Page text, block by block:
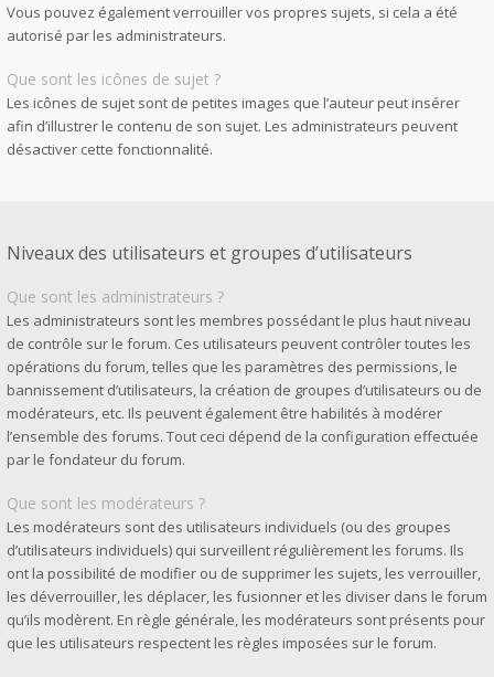
Vous pouvez également verrouiller vos propres sujets, si cela a été
autorisé par les administrateurs.
Que sont les icônes de sujet ?
Les icônes de sujet sont de petites images que l’auteur peut insérer
afin d’illustrer le contenu de son sujet. Les administrateurs peuvent
désactiver cette fonctionnalité.
Niveaux des utilisateurs et groupes d’utilisateurs
Que sont les administrateurs ?
Les administrateurs sont les membres possédant le plus haut niveau
de contrôle sur le forum. Ces utilisateurs peuvent contrôler toutes les
opérations du forum, telles que les paramètres des permissions, le
bannissement d’utilisateurs, la création de groupes d’utilisateurs ou de
modérateurs, etc. Ils peuvent également être habilités à modérer
l’ensemble des forums. Tout ceci dépend de la configuration effectuée
par le fondateur du forum.
Que sont les modérateurs ?
Les modérateurs sont des utilisateurs individuels (ou des groupes
d’utilisateurs individuels) qui surveillent régulièrement les forums. Ils
ont la possibilité de modifier ou de supprimer les sujets, les verrouiller,
les déverrouiller, les déplacer, les fusionner et les diviser dans le forum
qu’ils modèrent. En règle générale, les modérateurs sont présents pour
que les utilisateurs respectent les règles imposées sur le forum.